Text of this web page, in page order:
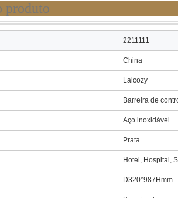
do
2211111
China
Laicozy
Barreira de
Aço inoxidável
Prata
Hotel, Hospital,
D320*987Hmm